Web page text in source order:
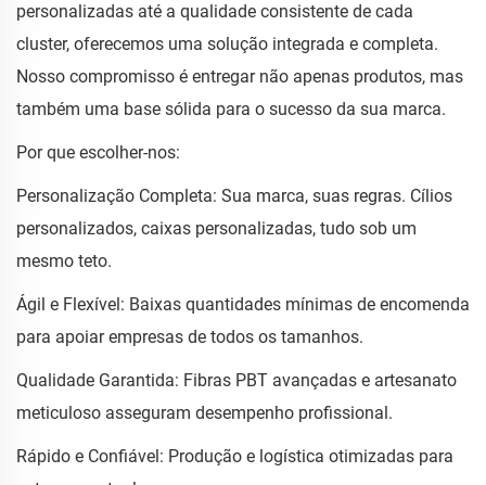
personalizadas até a qualidade consistente de cada
cluster, oferecemos uma solução integrada e completa.
Nosso compromisso é entregar não apenas produtos, mas
também uma base sólida para o sucesso da sua marca.
Por que escolher-nos:
Personalização Completa: Sua marca, suas regras. Cílios
personalizados, caixas personalizadas, tudo sob um
mesmo teto.
Ágil e Flexível: Baixas quantidades mínimas de encomenda
para apoiar empresas de todos os tamanhos.
Qualidade Garantida: Fibras PBT avançadas e artesanato
meticuloso asseguram desempenho profissional.
Rápido e Confiável: Produção e logística otimizadas para